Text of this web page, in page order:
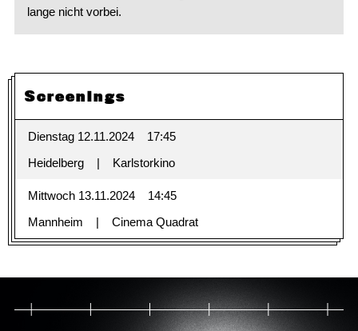
lange nicht vorbei.
Screenings
Dienstag 12.11.2024
17:45
Heidelberg
Karlstorkino
Mittwoch 13.11.2024
14:45
Mannheim
Cinema Quadrat